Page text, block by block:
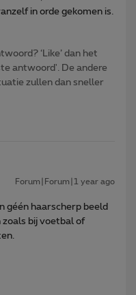
in orde gekomen is.
‘Like’ dan het
antwoord'. De andere
zullen dan sneller
Forum|Forum|1 year ago
géén haarscherp beeld
zoals bij voetbal of